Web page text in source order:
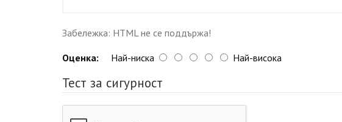
Забележка: HTML не се поддържа!
Оценка: Най-ниска Най-висока
Тест за сигурност